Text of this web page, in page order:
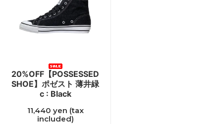
20%OFF【POSSESSED
SHOE】ポゼスト 薄井緑
c : Black
11,440 yen (tax
included)